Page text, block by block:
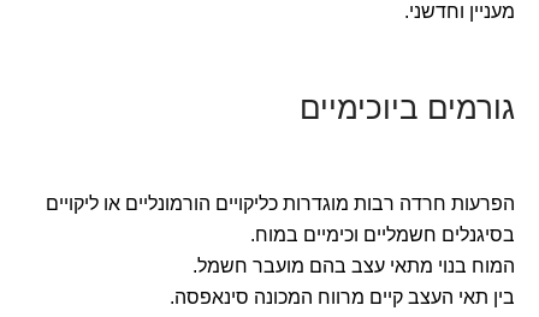
מעניין וחדשני.
גורמים ביוכימיים
הפרעות חרדה רבות מוגדרות כליקויים הורמונליים או ליקויים
בסיגנלים חשמליים וכימיים במוח.
המוח בנוי מתאי עצב בהם מועבר חשמל.
בין תאי העצב קיים מרווח המכונה סינאפסה.